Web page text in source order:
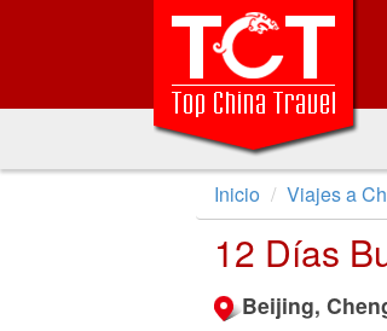
Inicio Viajes a
12 Días
Beijing,